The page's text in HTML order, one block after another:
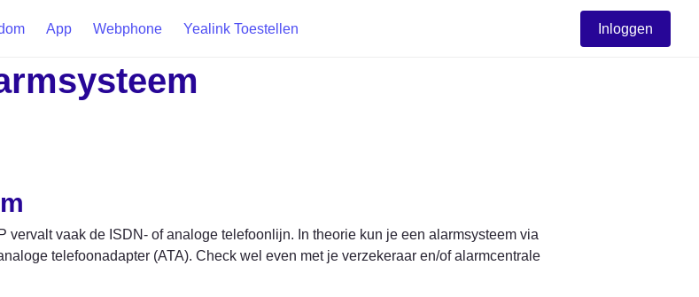
App Webphone Yealink Toestellen Inloggen
vervalt vaak de ISDN- of analoge telefoonlijn. In theorie kun je een alarmsysteem via
telefoonadapter (ATA). Check wel even met je verzekeraar en/of alarmcentrale